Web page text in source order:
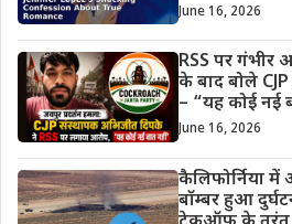
June 16, 2026
RSS पर गंभीर
के बाद बोले
– “यह कोई नई
June 16, 2026
कैलिफोर्निया में
बॉम्बर हुआ